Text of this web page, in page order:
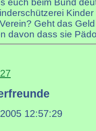
euch beim Bund
Geht das
davon dass sie
12:57:29